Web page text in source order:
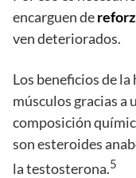
encarguen de
ven deteriorados.
Los beneficios de la
músculos gracias a
composición
son esteroides
la testosterona.5